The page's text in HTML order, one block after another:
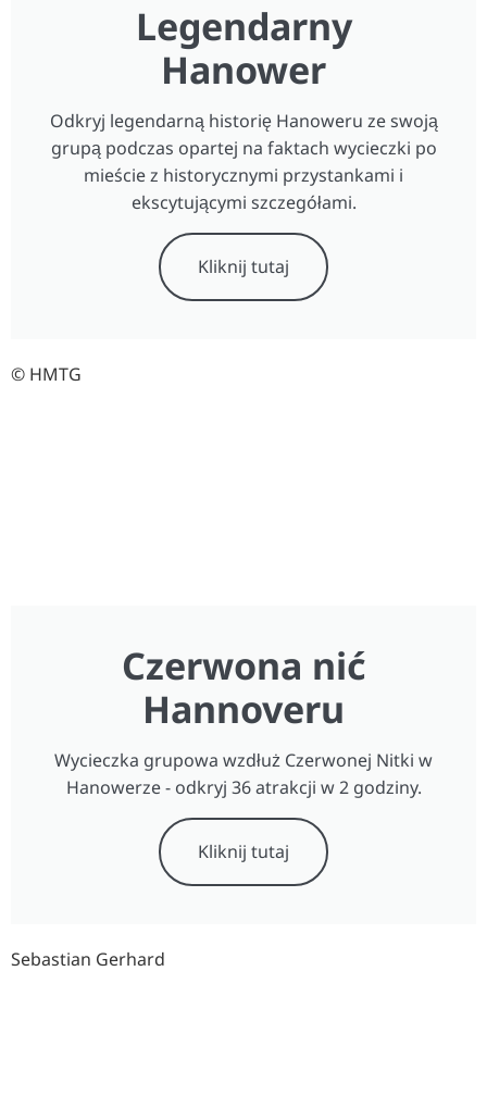
Legendarny
Hanower
Odkryj legendarną historię Hanoweru ze swoją
grupą podczas opartej na faktach wycieczki po
mieście z historycznymi przystankami i
ekscytującymi szczegółami.
Kliknij tutaj
© HMTG
Czerwona nić
Hannoveru
Wycieczka grupowa wzdłuż Czerwonej Nitki w
Hanowerze - odkryj 36 atrakcji w 2 godziny.
Kliknij tutaj
Sebastian Gerhard